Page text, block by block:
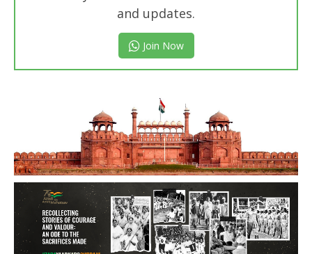
and updates.
Join Now